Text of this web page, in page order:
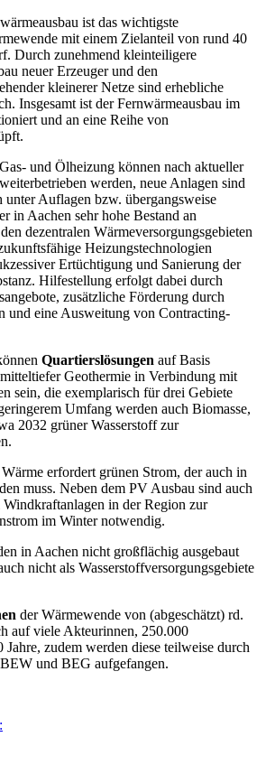
ist das wichtigste
mit einem Zielanteil von rund 40
Durch zunehmend kleinteiligere
neuer Erzeuger und den
kleinerer Netze sind erhebliche
Insgesamt ist der Fernwärmeausbau im
und an eine Reihe von
und Ölheizung können nach aktueller
werden, neue Anlagen sind
unter Auflagen bzw. übergangsweise
in Aachen sehr hohe Bestand an
dezentralen Wärmeversorgungsgebieten
Heizungstechnologien
Ertüchtigung und Sanierung der
Hilfestellung erfolgt dabei durch
zusätzliche Förderung durch
und eine Ausweitung von Contracting-
Quartierslösungen auf Basis
Geothermie in Verbindung mit
sein, die exemplarisch für drei Gebiete
Umfang werden auch Biomasse,
2032 grüner Wasserstoff zur
erfordert grünen Strom, der auch in
muss. Neben dem PV Ausbau sind auch
in der Region zur
im Winter notwendig.
in Aachen nicht großflächig ausgebaut
nicht als Wasserstoffversorgungsgebiete
der Wärmewende von (abgeschätzt) rd.
auf viele Akteurinnen, 250.000
zudem werden diese teilweise durch
und BEG aufgefangen.